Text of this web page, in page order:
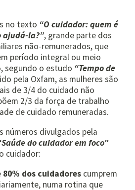
no texto “O cuidador: quem é
ajudá-la?”, grande parte dos
não-remunerados, que
período integral ou meio
segundo o estudo “Tempo de
pela Oxfam, as mulheres são
de 3/4 do cuidado não
2/3 da força de trabalho
de cuidado remuneradas.
números divulgados pela
do cuidador em foco”
cuidador:
80% dos cuidadores cumprem
numa rotina que